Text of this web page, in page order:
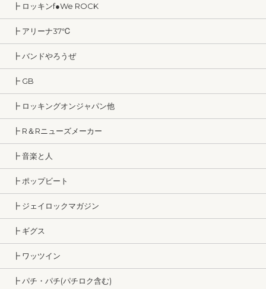
┣ ロッキンf●We ROCK
┣ アリーナ37℃
┣ バンドやろうぜ
┣ GB
┣ ロッキングオンジャパン他
┣ R＆Rニューズメーカー
┣ 音楽と人
┣ ポップビート
┣ ジェイロックマガジン
┣ ギグス
┣ ワッツイン
┣ パチ・パチ(パチロク含む)